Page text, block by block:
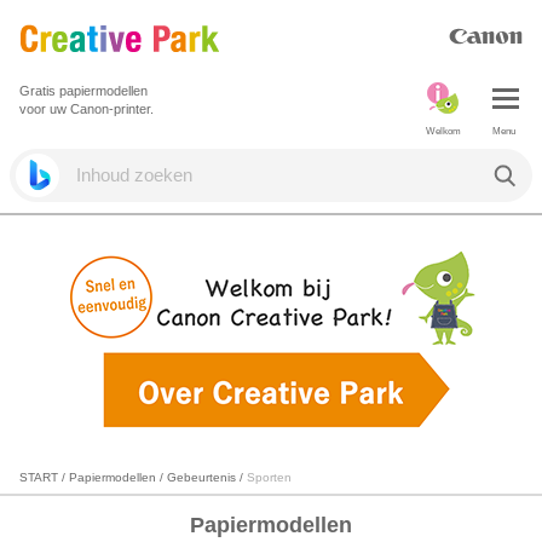
Gratis papiermodellen
voor uw Canon-printer.
Menu
Welkom
START / Papiermodellen / Gebeurtenis / Sporten
Papiermodellen